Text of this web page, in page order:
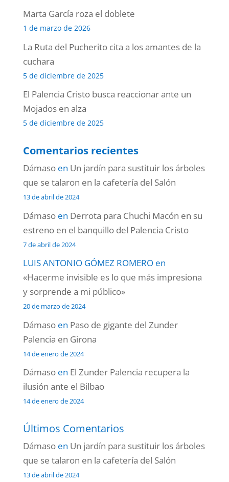
Marta García roza el doblete
1 de marzo de 2026
La Ruta del Pucherito cita a los amantes de la
cuchara
5 de diciembre de 2025
El Palencia Cristo busca reaccionar ante un
Mojados en alza
5 de diciembre de 2025
Comentarios recientes
Dámasoen Un jardín para sustituir los árboles
que se talaron en la cafetería del Salón
13 de abril de 2024
Dámasoen Derrota para Chuchi Macón en su
estreno en el banquillo del Palencia Cristo
7 de abril de 2024
LUIS ANTONIO GÓMEZ ROMEROen
«Hacerme invisible es lo que más impresiona
y sorprende a mi público»
20 de marzo de 2024
Dámasoen Paso de gigante del Zunder
Palencia en Girona
14 de enero de 2024
Dámasoen El Zunder Palencia recupera la
ilusión ante el Bilbao
14 de enero de 2024
Últimos Comentarios
Dámasoen Un jardín para sustituir los árboles
que se talaron en la cafetería del Salón
13 de abril de 2024